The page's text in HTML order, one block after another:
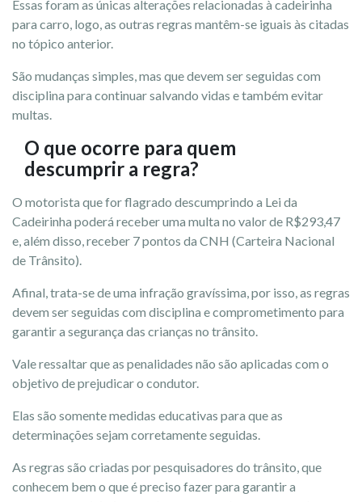
Essas foram as únicas alterações relacionadas à cadeirinha
para carro, logo, as outras regras mantêm-se iguais às citadas
no tópico anterior.
São mudanças simples, mas que devem ser seguidas com
disciplina para continuar salvando vidas e também evitar
multas.
O que ocorre para quem
descumprir a regra?
O motorista que for flagrado descumprindo a Lei da
Cadeirinha poderá receber uma multa no valor de R$293,47
e, além disso, receber 7 pontos da CNH (Carteira Nacional
de Trânsito).
Afinal, trata-se de uma infração gravíssima, por isso, as regras
devem ser seguidas com disciplina e comprometimento para
garantir a segurança das crianças no trânsito.
Vale ressaltar que as penalidades não são aplicadas com o
objetivo de prejudicar o condutor.
Elas são somente medidas educativas para que as
determinações sejam corretamente seguidas.
As regras são criadas por pesquisadores do trânsito, que
conhecem bem o que é preciso fazer para garantir a